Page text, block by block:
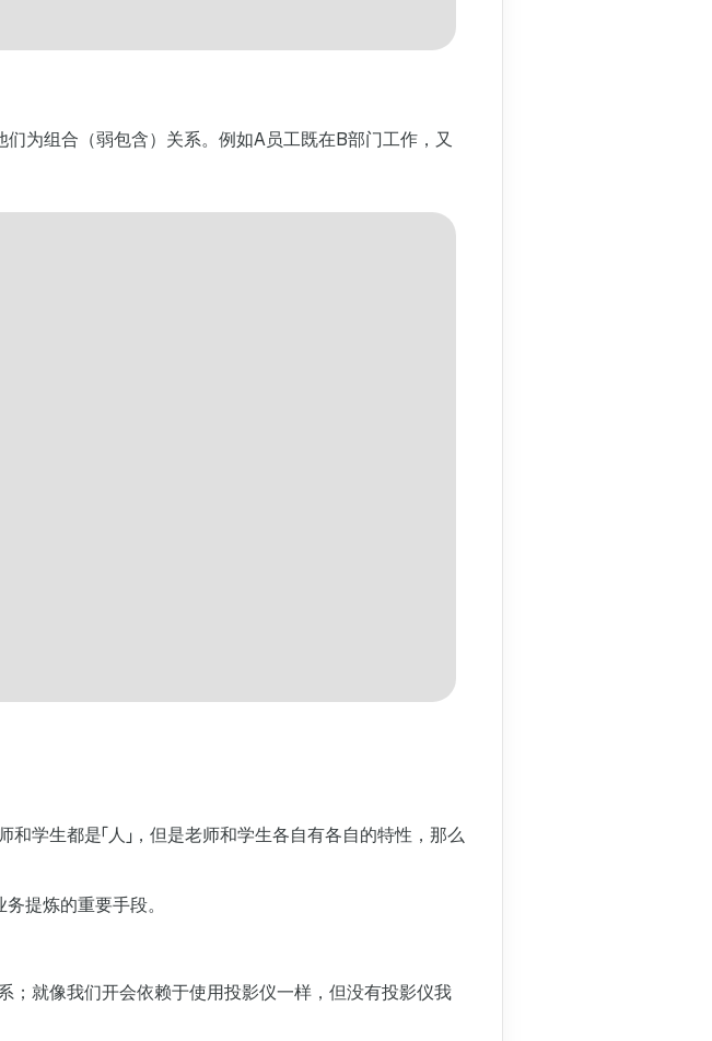
为组合（弱包含）关系。例如A员工既在B部门工作，又
学生都是「人」，但是老师和学生各自有各自的特性，那么
提炼的重要手段。
就像我们开会依赖于使用投影仪一样，但没有投影仪我